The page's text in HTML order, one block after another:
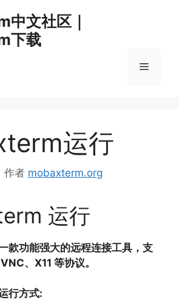
文社区｜
下载
菜
运行
作者 mobaxterm.org
运行
款功能强大的远程连接工具，支
、X11 等协议。
行方式: